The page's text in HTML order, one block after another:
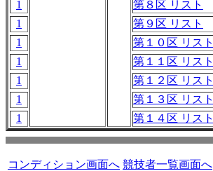
1
第８区 リスト
1
第９区 リスト
1
第１０区 リスト
1
第１１区 リスト
1
第１２区 リスト
1
第１３区 リスト
1
第１４区 リスト
コンディション画面へ 競技者一覧画面へ